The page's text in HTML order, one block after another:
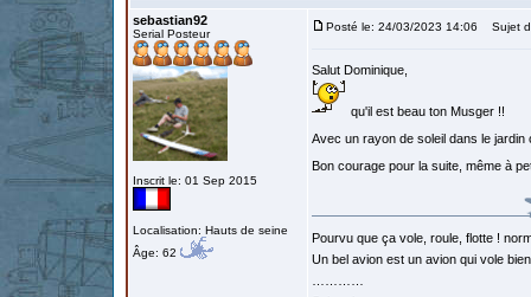
sebastian92
Serial Posteur
Inscrit le: 01 Sep 2015
Localisation: Hauts de seine
Âge: 62
Posté le: 24/03/2023 14:06 Sujet
Salut Dominique,
qu'il est beau ton Musger !!
Avec un rayon de soleil dans le
Bon courage pour la suite, même à
Pourvu que ça vole, roule, flotte !
Un bel avion est un avion qui vole